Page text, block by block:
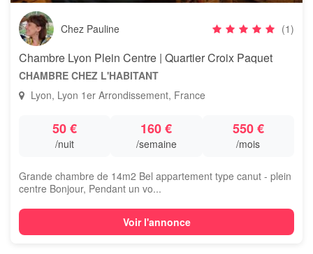
Chez Pauline (1)
Chambre Lyon Plein Centre | Quartier Croix Paquet
CHAMBRE CHEZ L'HABITANT
Lyon, Lyon 1er Arrondissement, France
50 €
/nuit
160 €
/semaine
550 €
/mois
Grande chambre de 14m2 Bel appartement type canut - plein
centre Bonjour, Pendant un vo...
Voir l'annonce